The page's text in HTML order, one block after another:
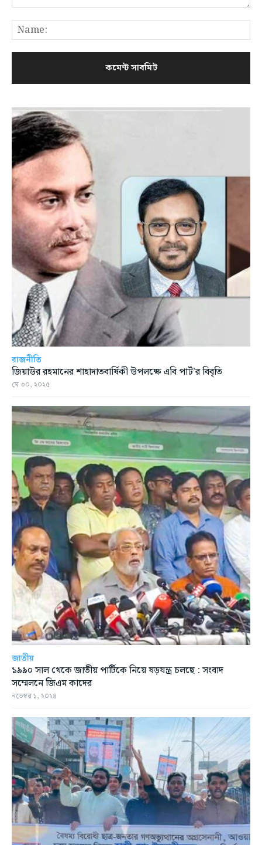
এখানে
লিখুন...
রাজনীতি
জিয়াউর রহমানের শাহাদাতবার্ষিকী উপলক্ষে এবি পার্ট’র বিবৃতি
মে ৩০, ২০২৫
জাতীয়
১৯৯০ সাল থেকে জাতীয় পার্টিকে নিয়ে ষড়যন্ত্র চলছে : সংবাদ
সম্মেলনে জিএম কাদের
নভেম্বর ১, ২০২৪